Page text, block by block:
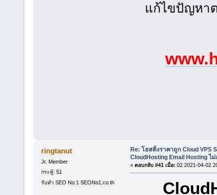
แก้ไขปัญหา
ringtanut
Jr. Member
กระทู้: 51
รับทำ SEO No.1 SEONo1.co.th
Re: โฮสติ้งราคาถูก Cloud VPS
CloudHosting Email Hosting ไ
« ตอบกลับ #41 เมื่อ: 02 2021-04-02